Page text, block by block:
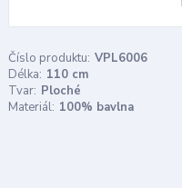
Číslo produktu: VPL6006
Délka: 110 cm
Tvar: Ploché
Materiál: 100% bavlna